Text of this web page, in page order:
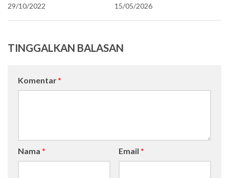
29/10/2022 15/05/2026
TINGGALKAN BALASAN
Komentar *
Nama * Email *